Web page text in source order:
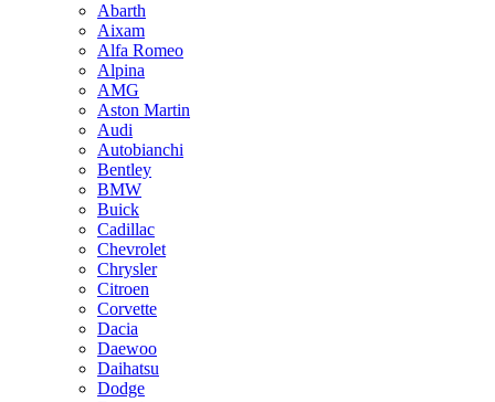
Abarth
Aixam
Alfa Romeo
Alpina
AMG
Aston Martin
Audi
Autobianchi
Bentley
BMW
Buick
Cadillac
Chevrolet
Chrysler
Citroen
Corvette
Dacia
Daewoo
Daihatsu
Dodge